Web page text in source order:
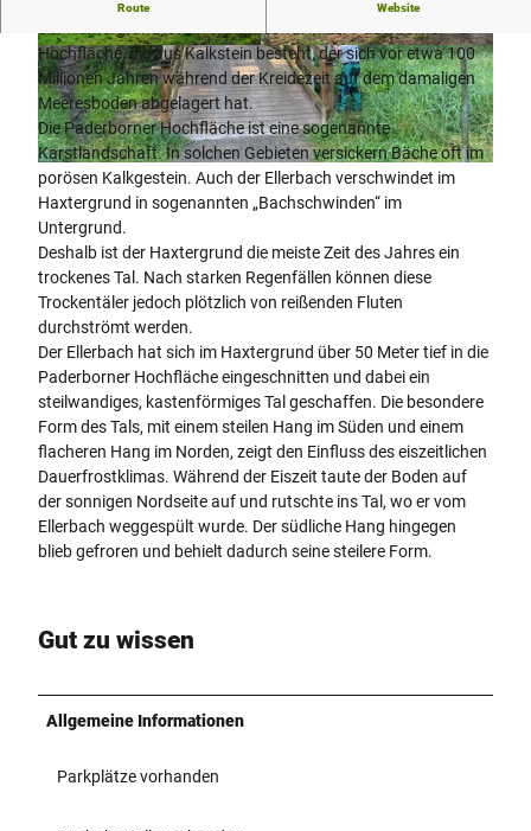
© Verkehrsverein Paderborn e.V., K. H. Schäfer | CC-BY-SA
© Verkehrsverein Paderborn e.V., K. H. Schäfer |
CC-BY-SA
© Verkehrsverein Paderborn e.V., K. H. Schäfer |
CC-BY-SA
Route Website
Hochfläche, die aus Kalkstein besteht, der sich vor etwa 100
Millionen Jahren während der Kreidezeit auf dem damaligen
Meeresboden abgelagert hat.
Die Paderborner Hochfläche ist eine sogenannte
Karstlandschaft. In solchen Gebieten versickern Bäche oft im
porösen Kalkgestein. Auch der Ellerbach verschwindet im
Haxtergrund in sogenannten „Bachschwinden“ im
Untergrund.
Deshalb ist der Haxtergrund die meiste Zeit des Jahres ein
trockenes Tal. Nach starken Regenfällen können diese
Trockentäler jedoch plötzlich von reißenden Fluten
durchströmt werden.
Der Ellerbach hat sich im Haxtergrund über 50 Meter tief in die
Paderborner Hochfläche eingeschnitten und dabei ein
steilwandiges, kastenförmiges Tal geschaffen. Die besondere
Form des Tals, mit einem steilen Hang im Süden und einem
flacheren Hang im Norden, zeigt den Einfluss des eiszeitlichen
Dauerfrostklimas. Während der Eiszeit taute der Boden auf
der sonnigen Nordseite auf und rutschte ins Tal, wo er vom
Ellerbach weggespült wurde. Der südliche Hang hingegen
blieb gefroren und behielt dadurch seine steilere Form.
Gut zu wissen
Allgemeine Informationen
Parkplätze vorhanden